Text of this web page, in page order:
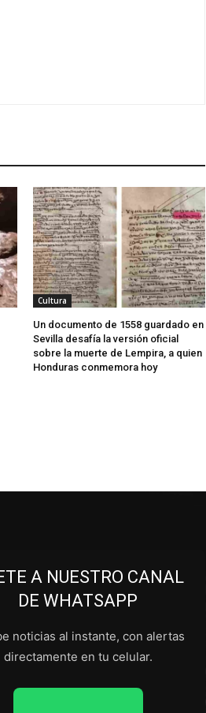
Cultura
Un documento de 1558 guardado en
Sevilla desafía la versión oficial
sobre la muerte de Lempira, a quien
Honduras conmemora hoy
A NUESTRO CANAL
DE WHATSAPP
noticias al instante, con alertas
directamente en tu celular.